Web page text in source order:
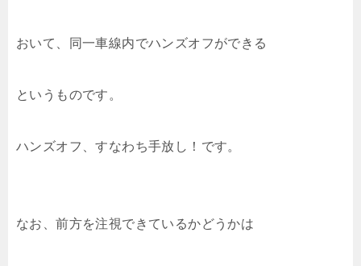
おいて、同一車線内でハンズオフができる
というものです。
ハンズオフ、すなわち手放し！です。
なお、前方を注視できているかどうかは